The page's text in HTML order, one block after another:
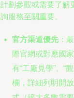
劃參觀或需要了解
服務至關重要。
官方渠道優先 ：
際官網或對應國
有“工廠見學”、“
欄，詳細列明開